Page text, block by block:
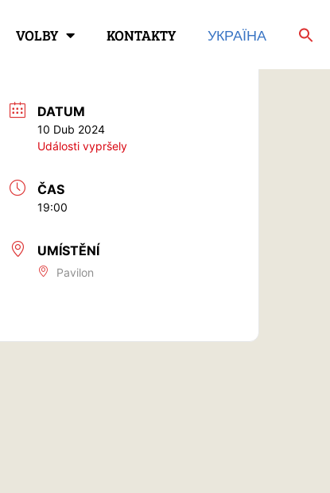
VOLBY KONTAKTY УКРАЇНА
DATUM
10 Dub 2024
Události vypršely
ČAS
19:00
UMÍSTĚNÍ
Pavilon